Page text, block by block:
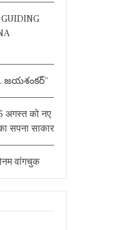
జయశంకర్”
अगस्त को नए
सपना साकार
वांगचुक